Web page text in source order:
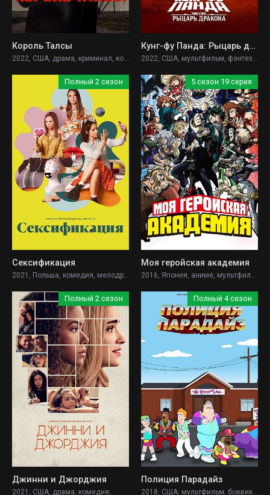
Король Талсы
2022, США, драма, криминал, комедия,
Кунг-фу Панда: Рыцарь дракона
2022, США, мультфильм, фэнтези, боевик, комедия, приключения, семейный,
Полный 2 сезон
Сексификация
2021, Польша, комедия, мелодрама,
5 сезон 19 серия
Моя геройская академия
2016, Япония, аниме, мультфильм, боевик, комедия, фантастика,
Полный 2 сезон
Джинни и Джорджия
2021, США, драма, комедия,
Полный 4 сезон
Полиция Парадайз
2018, США, мультфильм, боевик, комедия, криминал,